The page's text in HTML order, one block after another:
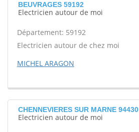
BEUVRAGES 59192
Electricien autour de moi
Département: 59192
Electricien autour de chez moi
MICHEL ARAGON
CHENNEVIERES SUR MARNE 94430
Electricien autour de moi